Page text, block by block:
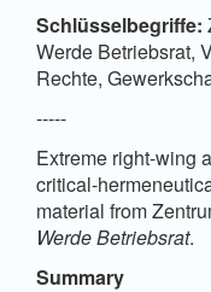
Schlüsselbegriffe:
Werde Betriebsrat,
Rechte,
-----
Extreme right-wing
critical-
material from
Werde Betriebsrat.
Summary